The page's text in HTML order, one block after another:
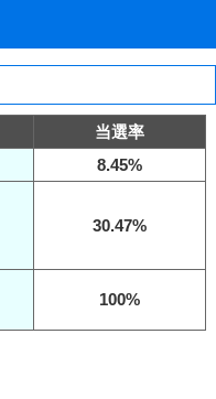
当選率
8.45%
30.47%
100%